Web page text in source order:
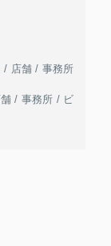
/ 店舗 / 事務所
/ 事務所 / ビ